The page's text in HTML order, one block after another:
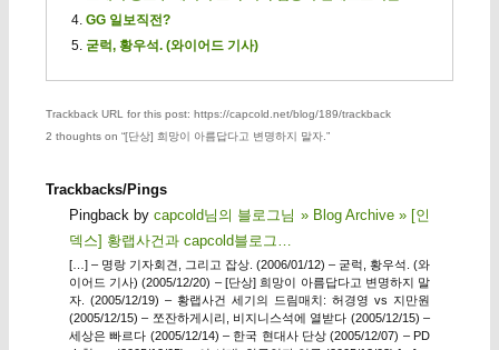
GG 일보직전?
굳럭, 황우석. (와이어드 기사)
Trackback URL for this post: https://capcold.net/blog/189/trackback
2 thoughts on “[단상] 희망이 아름답다고 변명하지 말자.”
Trackbacks/Pings
Pingback bycapcold님의 블로그님 » Blog Archive » [인
덱스] 황랩사건과 capcold블로그…
[…] – 명랑 기자회견, 그리고 잡상. (2006/01/12) – 굳럭, 황우석. (와
이어드 기사) (2005/12/20) – [단상] 희망이 아름답다고 변명하지 말
자. (2005/12/19) – 황랩사건 세기의 드림매치: 허경영 vs 지만원
(2005/12/15) – 쪼잔하게시리, 비지니스석에 열받다 (2005/12/15) –
세상은 빠르다 (2005/12/14) – 한국 현대사 단상 (2005/12/07) – PD